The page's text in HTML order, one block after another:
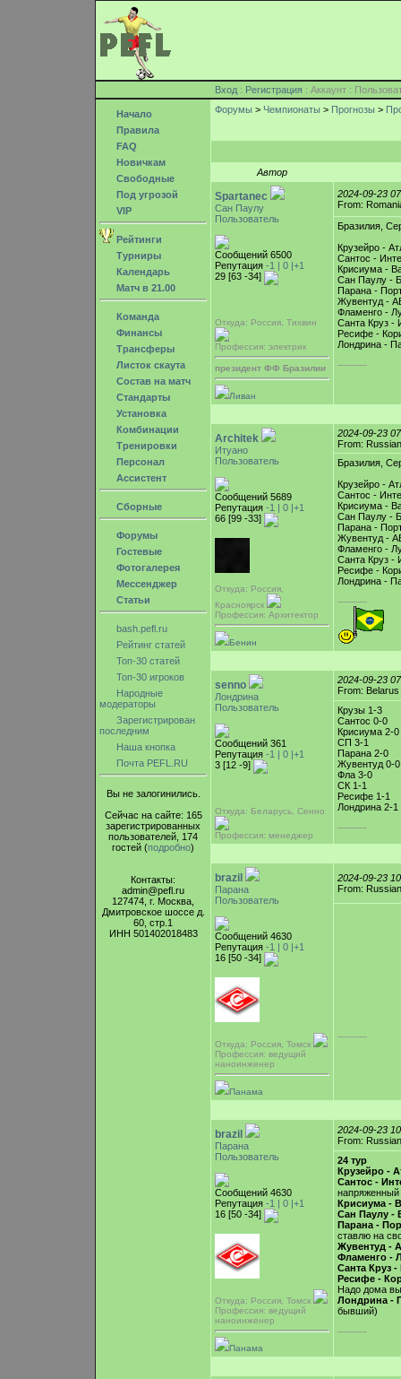
Вход : Регистрация : Аккаунт :
Начало
Правила
FAQ
Новичкам
Свободные
Под угрозой
VIP
Рейтинги
Турниры
Календарь
Матч в 21.00
Команда
Финансы
Трансферы
Листок скаута
Состав на матч
Стандарты
Установка
Комбинации
Тренировки
Персонал
Ассистент
Сборные
Форумы
Гостевые
Фотогалерея
Мессенджер
Статьи
bash.pefl.ru
Рейтинг статей
Топ-30 статей
Топ-30 игроков
Народные
модераторы
Зарегистрирован
последним
Наша кнопка
Почта PEFL.RU
Вы не залогинились.
Сейчас на сайте: 165
зарегистрированных
пользователей, 174
гостей (подробно)
Контакты:
admin@pefl.ru
127474, г. Москва,
Дмитровское шоссе д.
60, стр.1
ИНН 501402018483
Форумы > Чемпионаты > Прогнозы >
Автор
Spartanec
Сан Паулу
Пользователь
Сообщений 6500
Репутация -1 | 0 |+1
29 [63 -34]
Откуда: Россия, Тихвин
Профессия: электрик
президент ФФ Бразилии
Ливан
2024-09-23
From:
Бразилия,
Крузейро -
Сантос -
Крисиума -
Сан Паулу -
Парана -
Жувентуд -
Фламенго -
Санта Круз -
Ресифе -
Лондрина -
-----------
Architek
Итуано
Пользователь
Сообщений 5689
Репутация -1 | 0 |+1
66 [99 -33]
Откуда: Россия,
Красноярск
Профессия: Архитектор
Бенин
2024-09-23
From:
Бразилия,
Крузейро -
Сантос -
Крисиума -
Сан Паулу -
Парана -
Жувентуд -
Фламенго -
Санта Круз -
Ресифе -
Лондрина -
-----------
senno
Лондрина
Пользователь
Сообщений 361
Репутация -1 | 0 |+1
3 [12 -9]
Откуда: Беларусь, Cенно
Профессия: менеджер
2024-09-23
From: Belarus
Крузы 1-3
Сантос 0-0
Крисиума 2-0
СП 3-1
Парана 2-0
Жувентуд 0-0
Фла 3-0
СК 1-1
Ресифе 1-1
Лондрина 2-1
-----------
brazil
Парана
Пользователь
Сообщений 4630
Репутация -1 | 0 |+1
16 [50 -34]
Откуда: Россия, Томск
Профессия: ведущий
наноинженер
Панама
2024-09-23
From:
-----------
brazil
Парана
Пользователь
Сообщений 4630
Репутация -1 | 0 |+1
16 [50 -34]
Откуда: Россия, Томск
Профессия: ведущий
наноинженер
Панама
2024-09-23
From:
24 тур
Крузейро -
Сантос -
напряженный
Крисиума -
Сан Паулу -
Парана -
ставлю на
Жувентуд -
Фламенго -
Санта Круз -
Ресифе -
Надо дома
Лондрина -
бывший)
-----------